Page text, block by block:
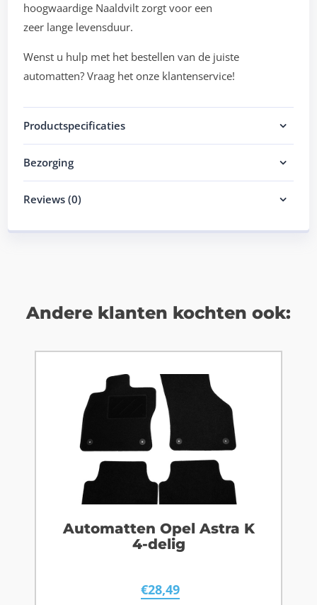
hoogwaardige Naaldvilt zorgt voor een
zeer lange levensduur.
Wenst u hulp met het bestellen van de juiste
automatten? Vraag het onze klantenservice!
Productspecificaties
Bezorging
Reviews (0)
Andere klanten kochten ook:
Automatten Opel Astra K
4-delig
€28,49